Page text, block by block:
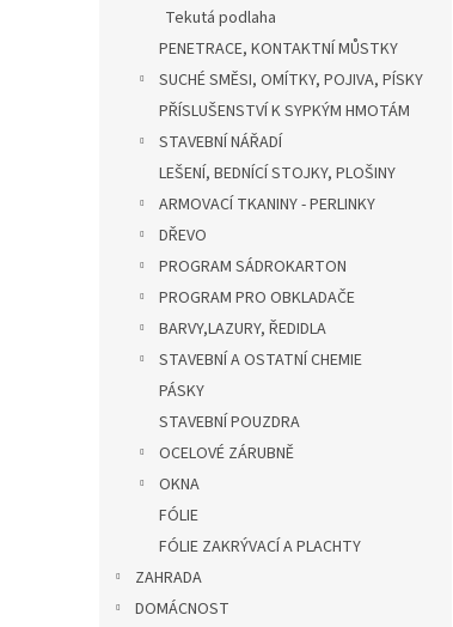
Tekutá podlaha
PENETRACE, KONTAKTNÍ MŮSTKY
SUCHÉ SMĚSI, OMÍTKY, POJIVA, PÍSKY
PŘÍSLUŠENSTVÍ K SYPKÝM HMOTÁM
STAVEBNÍ NÁŘADÍ
LEŠENÍ, BEDNÍCÍ STOJKY, PLOŠINY
ARMOVACÍ TKANINY - PERLINKY
DŘEVO
PROGRAM SÁDROKARTON
PROGRAM PRO OBKLADAČE
BARVY,LAZURY, ŘEDIDLA
STAVEBNÍ A OSTATNÍ CHEMIE
PÁSKY
STAVEBNÍ POUZDRA
OCELOVÉ ZÁRUBNĚ
OKNA
FÓLIE
FÓLIE ZAKRÝVACÍ A PLACHTY
ZAHRADA
DOMÁCNOST